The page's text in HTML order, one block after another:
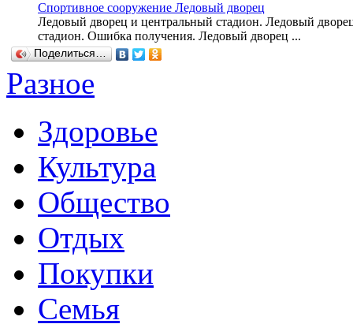
Спортивное сооружение Ледовый дворец
Ледовый дворец и центральный стадион. Ледовый
стадион. Ошибка получения. Ледовый дворец ...
Поделиться…
Разное
Здоровье
Культура
Общество
Отдых
Покупки
Семья